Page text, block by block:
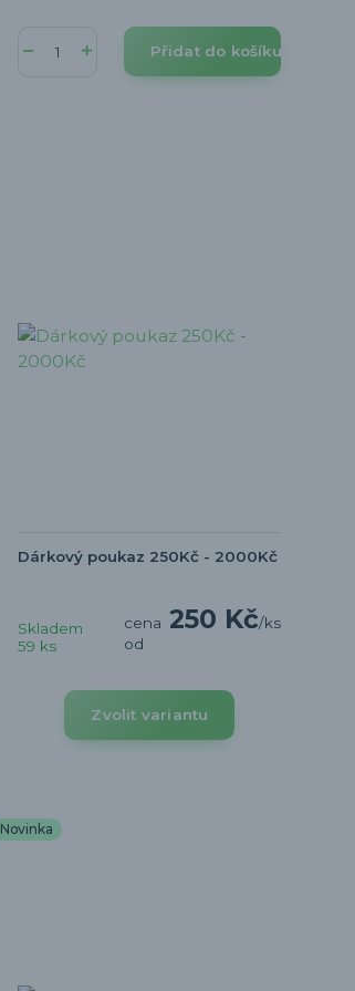
Přidat do košíku
Dárkový poukaz 250Kč - 2000Kč
cena
od
250 Kč/ks
Skladem
59 ks
Zvolit variantu
Novinka